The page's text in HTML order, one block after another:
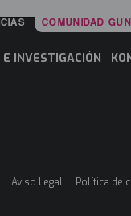
COMUNIDAD
E INVESTIGACIÓN
Aviso Legal Política de